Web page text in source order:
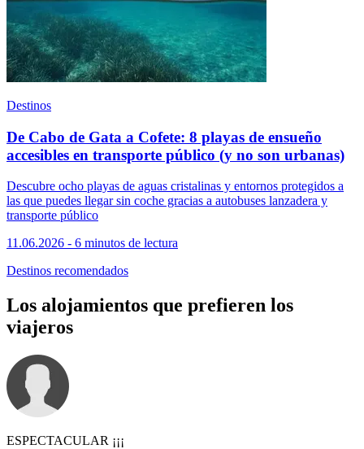
Destinos
De Cabo de Gata a Cofete: 8 playas de ensueño
accesibles en transporte público (y no son urbanas)
Descubre ocho playas de aguas cristalinas y entornos protegidos a
las que puedes llegar sin coche gracias a autobuses lanzadera y
transporte público
11.06.2026 - 6 minutos de lectura
Destinos recomendados
Los alojamientos que prefieren los
viajeros
ESPECTACULAR ¡¡¡